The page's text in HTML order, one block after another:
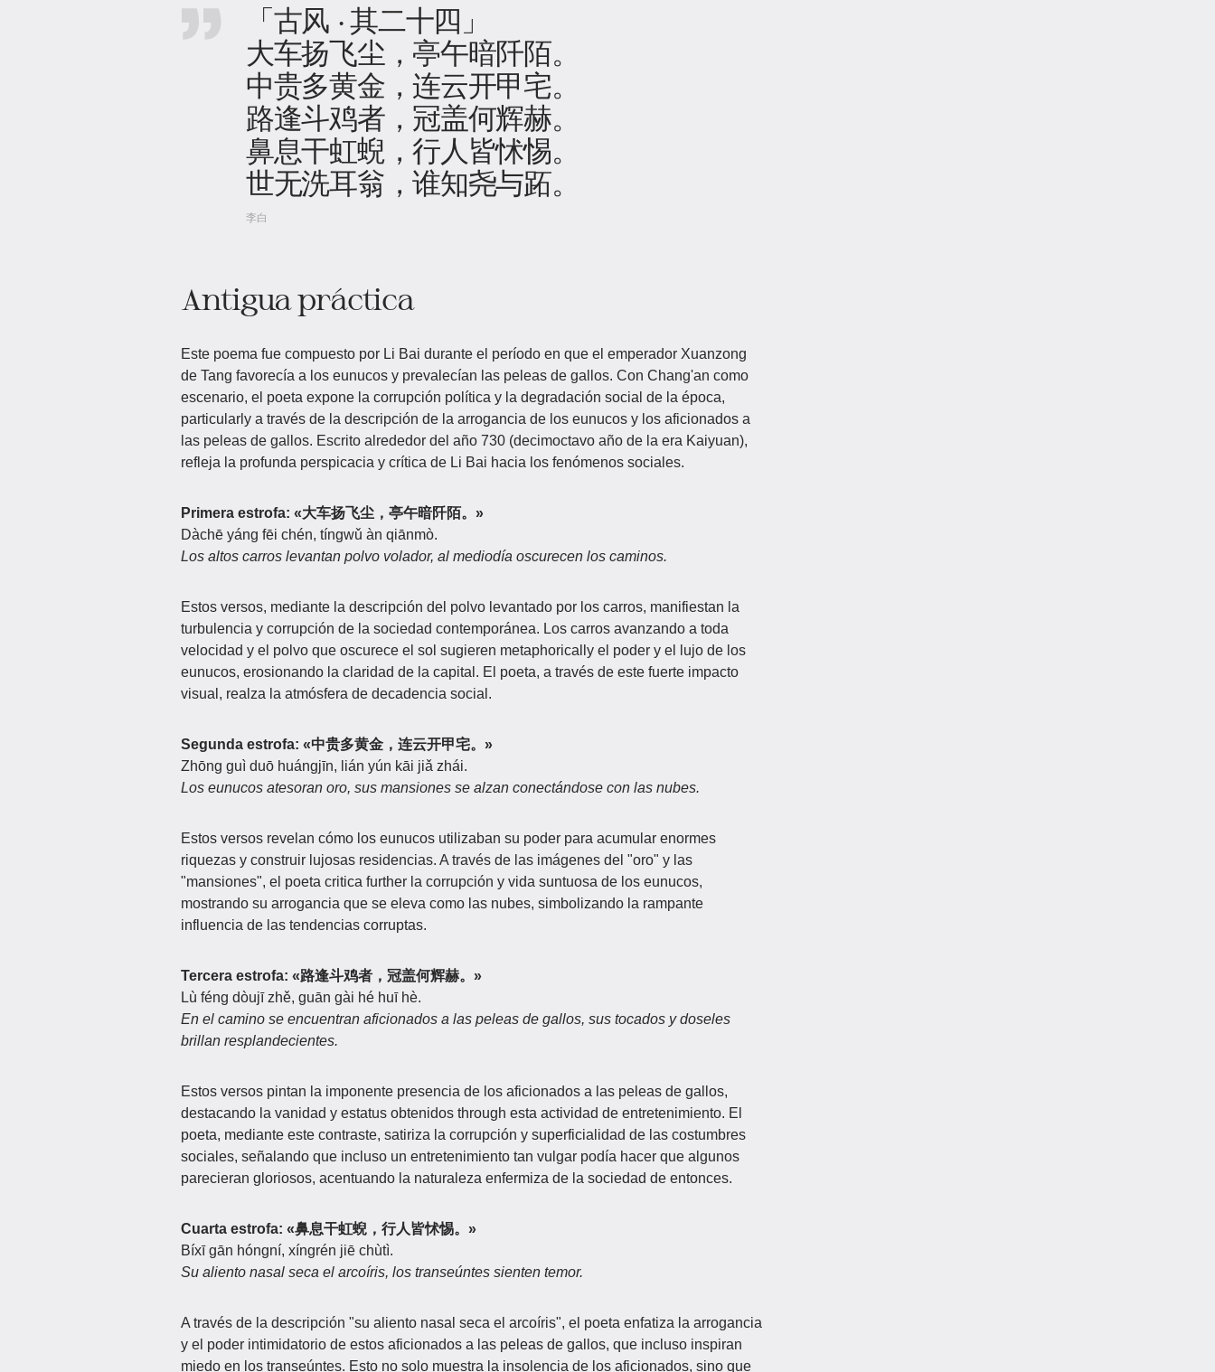
「古风 · 其二十四」
大车扬飞尘，亭午暗阡陌。
中贵多黄金，连云开甲宅。
路逢斗鸡者，冠盖何辉赫。
鼻息干虹蜺，行人皆怵惕。
世无洗耳翁，谁知尧与跖。
李白
Antigua práctica
Este poema fue compuesto por Li Bai durante el período en que el emperador Xuanzong
de Tang favorecía a los eunucos y prevalecían las peleas de gallos. Con Chang'an como
escenario, el poeta expone la corrupción política y la degradación social de la época,
particularly a través de la descripción de la arrogancia de los eunucos y los aficionados a
las peleas de gallos. Escrito alrededor del año 730 (decimoctavo año de la era Kaiyuan),
refleja la profunda perspicacia y crítica de Li Bai hacia los fenómenos sociales.
Primera estrofa: «大车扬飞尘，亭午暗阡陌。»
Dàchē yáng fēi chén, tíngwǔ àn qiānmò.
Los altos carros levantan polvo volador, al mediodía oscurecen los caminos.
Estos versos, mediante la descripción del polvo levantado por los carros, manifiestan la
turbulencia y corrupción de la sociedad contemporánea. Los carros avanzando a toda
velocidad y el polvo que oscurece el sol sugieren metaphorically el poder y el lujo de los
eunucos, erosionando la claridad de la capital. El poeta, a través de este fuerte impacto
visual, realza la atmósfera de decadencia social.
Segunda estrofa: «中贵多黄金，连云开甲宅。»
Zhōng guì duō huángjīn, lián yún kāi jiǎ zhái.
Los eunucos atesoran oro, sus mansiones se alzan conectándose con las nubes.
Estos versos revelan cómo los eunucos utilizaban su poder para acumular enormes
riquezas y construir lujosas residencias. A través de las imágenes del "oro" y las
"mansiones", el poeta critica further la corrupción y vida suntuosa de los eunucos,
mostrando su arrogancia que se eleva como las nubes, simbolizando la rampante
influencia de las tendencias corruptas.
Tercera estrofa: «路逢斗鸡者，冠盖何辉赫。»
Lù féng dòujī zhě, guān gài hé huī hè.
En el camino se encuentran aficionados a las peleas de gallos, sus tocados y doseles
brillan resplandecientes.
Estos versos pintan la imponente presencia de los aficionados a las peleas de gallos,
destacando la vanidad y estatus obtenidos through esta actividad de entretenimiento. El
poeta, mediante este contraste, satiriza la corrupción y superficialidad de las costumbres
sociales, señalando que incluso un entretenimiento tan vulgar podía hacer que algunos
parecieran gloriosos, acentuando la naturaleza enfermiza de la sociedad de entonces.
Cuarta estrofa: «鼻息干虹蜺，行人皆怵惕。»
Bíxī gān hóngní, xíngrén jiē chùtì.
Su aliento nasal seca el arcoíris, los transeúntes sienten temor.
A través de la descripción "su aliento nasal seca el arcoíris", el poeta enfatiza la arrogancia
y el poder intimidatorio de estos aficionados a las peleas de gallos, que incluso inspiran
miedo en los transeúntes. Esto no solo muestra la insolencia de los aficionados, sino que